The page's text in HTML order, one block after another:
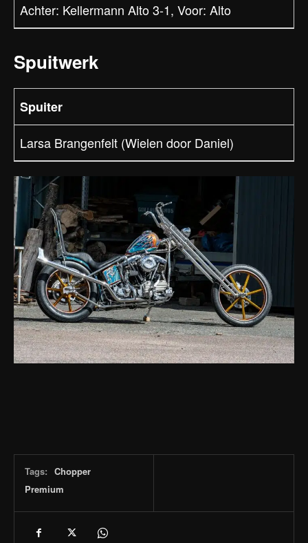
Achter: Kellermann Alto 3-1, Voor: Alto
Spuitwerk
Spuiter
Larsa Brangenfelt (Wielen door Daniel)
Tags: Chopper
Premium